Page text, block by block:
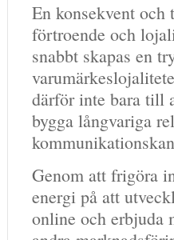
En konsekvent
förtroende och
snabbt skapas en
därför inte bara till
bygga långvariga
Genom att frigöra
energi på att
online och erbjuda